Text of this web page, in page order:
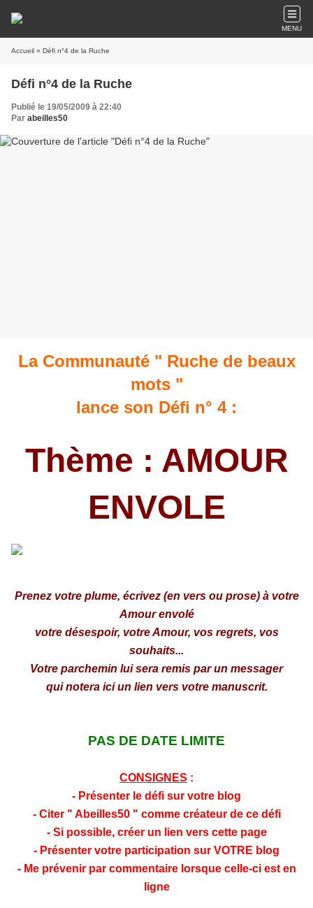
MENU
Accueil » Défi n°4 de la Ruche
Défi n°4 de la Ruche
Publié le 19/05/2009 à 22:40
Par abeilles50
La Communauté " Ruche de beaux
mots "
lance son Défi n° 4 :
Thème : AMOUR
ENVOLE
Prenez votre plume, écrivez (en vers ou prose) à votre
Amour envolé
votre désespoir, votre Amour, vos regrets, vos
souhaits...
Votre parchemin lui sera remis par un messager
qui notera ici un lien vers votre manuscrit.
PAS DE DATE LIMITE
CONSIGNES :
- Présenter le défi sur votre blog
- Citer " Abeilles50 " comme créateur de ce défi
- Si possible, créer un lien vers cette page
- Présenter votre participation sur VOTRE blog
- Me prévenir par commentaire lorsque celle-ci est en
ligne